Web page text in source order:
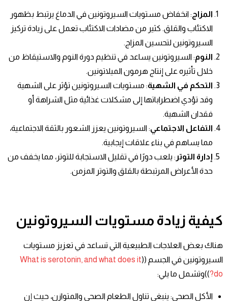
المزاج : انخفاض مستويات السيروتونين في الدماغ يرتبط بظهور
الاكتئاب والقلق. كثير من مضادات الاكتئاب تعمل على زيادة تركيز
السيروتونين لتحسين المزاج.
النوم: السيروتونين يساعد في تنظيم دورة النوم والاستيقاظ من
خلال تأثيره على إنتاج هرمون الميلاتونين.
التحكم في الشهية: مستويات السيروتونين تؤثر على الشهية
وقد تؤدي اضطراباتها إلى مشكلات غذائية مثل الشراهة أو
فقدان الشهية.
التفاعل الاجتماعي: السيروتونين يعزز الشعور بالثقة الاجتماعية،
مما يساهم في بناء علاقات إيجابية.
إدارة التوتر : يلعب دورًا في تقليل الاستجابة للتوتر، مما يخفف من
حدة الأعراض المرتبطة بالقلق والتوتر المزمن.
كيفية زيادة مستويات السيروتونين
هناك بعض العلاجات الطبيعية التي تساعد في تعزيز مستويات
السيروتونين في الجسم ((What is serotonin, and what does it
do? ))وتشمل ما يلي:
الأكل الصحي: ينبغي تناول الطعام الصحي والمتوازن، حيث إن